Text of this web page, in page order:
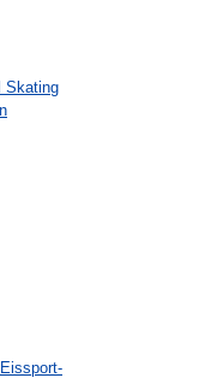
Skating